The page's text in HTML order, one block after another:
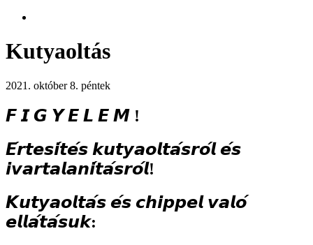
Kutyaoltás
2021. október 8. péntek
𝙁 𝙄 𝙂 𝙔 𝙀 𝙇 𝙀 𝙈 !
𝙀́𝙧𝙩𝙚𝙨𝙞́𝙩𝙚́𝙨 𝙠𝙪𝙩𝙮𝙖𝙤𝙡𝙩𝙖́𝙨𝙧𝙤́𝙡 𝙚́𝙨
𝙞𝙫𝙖𝙧𝙩𝙖𝙡𝙖𝙣𝙞́𝙩𝙖́𝙨𝙧𝙤́𝙡!
𝙆𝙪𝙩𝙮𝙖𝙤𝙡𝙩𝙖́𝙨 𝙚́𝙨 𝙘𝙝𝙞𝙥𝙥𝙚𝙡 𝙫𝙖𝙡𝙤́
𝙚𝙡𝙡𝙖́𝙩𝙖́𝙨𝙪𝙠: